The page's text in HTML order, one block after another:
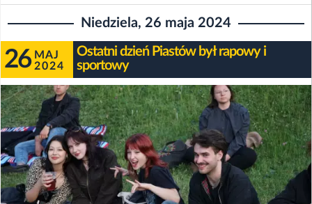
Niedziela, 26 maja 2024
26 MAJ
2024
Ostatni dzień Piastów był rapowy i
sportowy